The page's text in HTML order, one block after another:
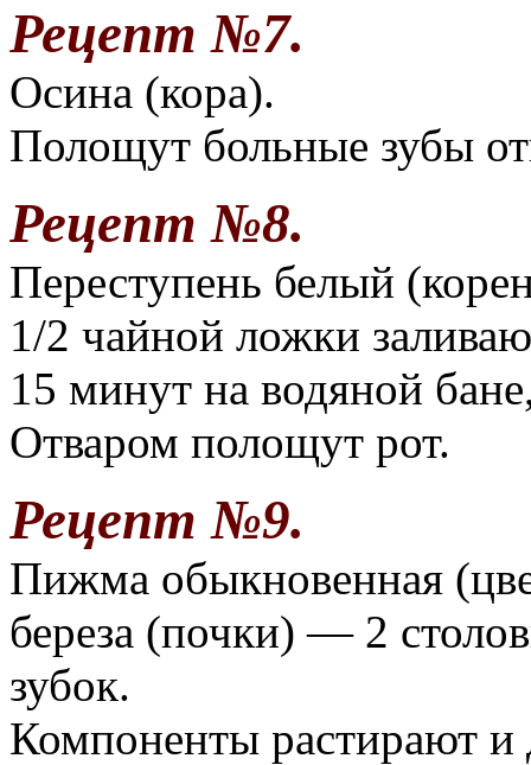
Рецепт №7.
Осина (кора).
Полощут больные зубы
Рецепт №8.
Переступень белый
1/2 чайной ложки
15 минут на водяной
Отваром полощут рот.
Рецепт №9.
Пижма обыкновенная
береза (почки) — 2
зубок.
Компоненты растирают